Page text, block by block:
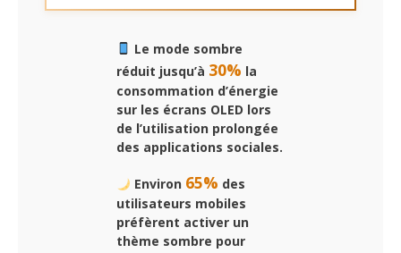
Le mode sombre
réduit jusqu’à 30% la
consommation d’énergie
sur les écrans OLED lors
de l’utilisation prolongée
des applications sociales.
Environ 65% des
utilisateurs mobiles
préfèrent activer un
thème sombre pour